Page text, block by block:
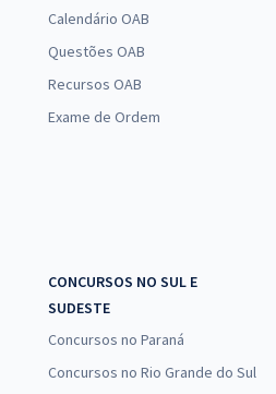
Calendário OAB
Questões OAB
Recursos OAB
Exame de Ordem
CONCURSOS NO SUL E
SUDESTE
Concursos no Paraná
Concursos no Rio Grande do Sul